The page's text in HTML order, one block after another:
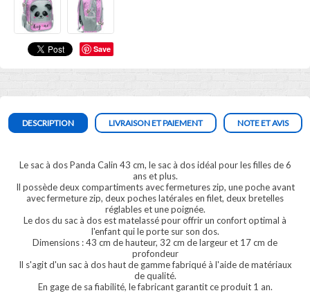
Save
DESCRIPTION LIVRAISON ET PAIEMENT NOTE ET AVIS
Le sac à dos Panda Calin 43 cm, le sac à dos idéal pour les filles de 6
ans et plus.
Il possède deux compartiments avec fermetures zip, une poche avant
avec fermeture zip, deux poches latérales en filet, deux bretelles
réglables et une poignée.
Le dos du sac à dos est matelassé pour offrir un confort optimal à
l'enfant qui le porte sur son dos.
Dimensions : 43 cm de hauteur, 32 cm de largeur et 17 cm de
profondeur
Il s'agit d'un sac à dos haut de gamme fabriqué à l'aide de matériaux
de qualité.
En gage de sa fiabilité, le fabricant garantit ce produit 1 an.